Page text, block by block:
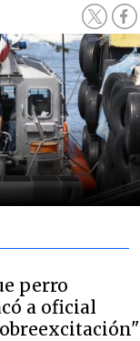
perro
a oficial